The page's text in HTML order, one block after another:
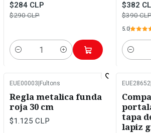
$284 CLP
$290 CLP
Cantidad
$382
$390
5.0
Cantidad
EUE00003 Fultons
Regla metalica funda
roja 30 cm
$1.125 CLP
EUE28652
tapa
lapiz